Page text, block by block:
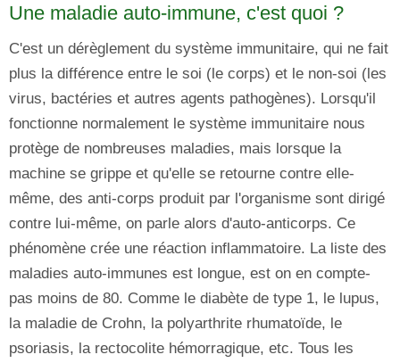
Une maladie auto-immune, c'est quoi ?
C'est un dérèglement du système immunitaire, qui ne fait
plus la différence entre le soi (le corps) et le non-soi (les
virus, bactéries et autres agents pathogènes). Lorsqu'il
fonctionne normalement le système immunitaire nous
protège de nombreuses maladies, mais lorsque la
machine se grippe et qu'elle se retourne contre elle-
même, des anti-corps produit par l'organisme sont dirigé
contre lui-même, on parle alors d'auto-anticorps. Ce
phénomène crée une réaction inflammatoire. La liste des
maladies auto-immunes est longue, est on en compte-
pas moins de 80. Comme le diabète de type 1, le lupus,
la maladie de Crohn, la polyarthrite rhumatoïde, le
psoriasis, la rectocolite hémorragique, etc. Tous les